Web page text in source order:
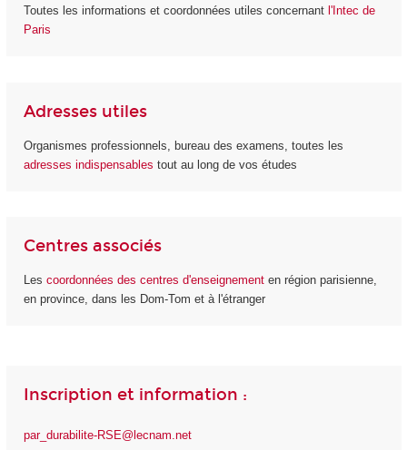
Toutes les informations et coordonnées utiles concernant l'Intec de
Paris
Adresses utiles
Organismes professionnels, bureau des examens, toutes les
adresses indispensables tout au long de vos études
Centres associés
Les coordonnées des centres d'enseignement en région parisienne,
en province, dans les Dom-Tom et à l'étranger
Inscription et information :
par_durabilite-RSE@lecnam.net